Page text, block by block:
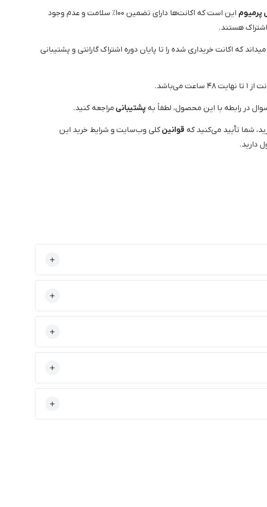
پرمیوم
این است که اکانت‌ها دارای تضمین ۱۰۰٪ سلامت و عدم وجود
هستند.
که اکانت خریداری شده را تا پایان دوره اشتراک گارانتی و پشتیبانی
می‌باشد.
در رابطه با این محصول، لطفاً به پشتیبانی مراجعه کنید.
شما تأیید می‌کنید که قوانینکلی وب‌سایت و شرایط خرید این
دارید.